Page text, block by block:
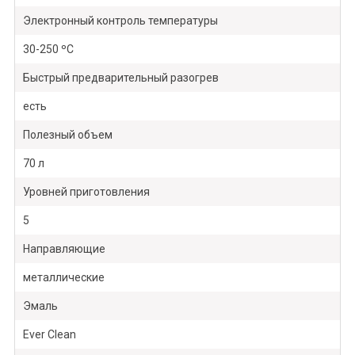
Электронный контроль температуры
30-250 ºС
Быстрый предварительный разогрев
есть
Полезный объем
70 л
Уровней приготовления
5
Направляющие
металлические
Эмаль
Ever Clean